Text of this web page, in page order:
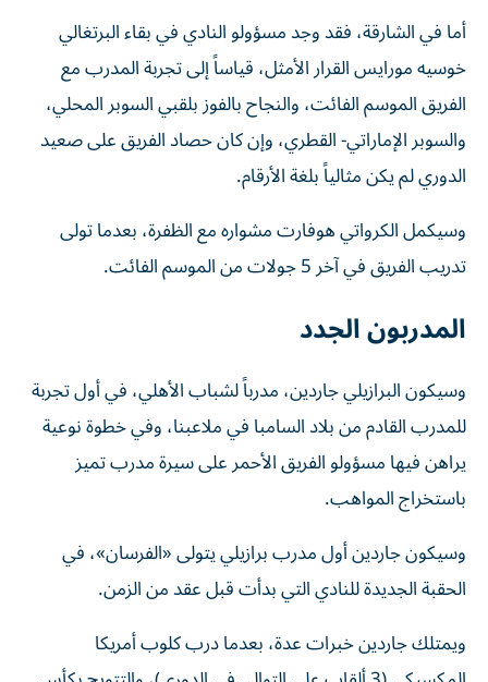
أما في الشارقة، فقد وجد مسؤولو النادي في بقاء البرتغالي
خوسيه مورايس القرار الأمثل، قياساً إلى تجربة المدرب مع
الفريق الموسم الفائت، والنجاح بالفوز بلقبي السوبر المحلي،
والسوبر الإماراتي- القطري، وإن كان حصاد الفريق على صعيد
الدوري لم يكن مثالياً بلغة الأرقام.
وسيكمل الكرواتي هوفارت مشواره مع الظفرة، بعدما تولى
تدريب الفريق في آخر 5 جولات من الموسم الفائت.
المدربون الجدد
وسيكون البرازيلي جاردين، مدرباً لشباب الأهلي، في أول تجربة
للمدرب القادم من بلاد السامبا في ملاعبنا، وفي خطوة نوعية
يراهن فيها مسؤولو الفريق الأحمر على سيرة مدرب تميز
باستخراج المواهب.
وسيكون جاردين أول مدرب برازيلي يتولى «الفرسان»، في
الحقبة الجديدة للنادي التي بدأت قبل عقد من الزمن.
ويمتلك جاردين خبرات عدة، بعدما درب كلوب أمريكا